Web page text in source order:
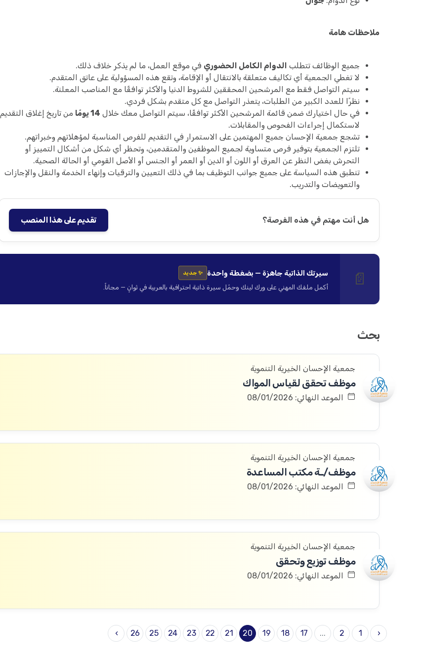
ملاحظات هامة
جميع الوظائف تتطلب الدوام الكامل الحضوري في موقع العمل، ما لم يذكر خلاف ذلك.
لا تغطي الجمعية أي تكاليف متعلقة بالانتقال أو الإقامة، وتقع هذه المسؤولية على عاتق المتقدم.
سيتم التواصل فقط مع المرشحين المحققين للشروط الدنيا والأكثر توافقًا مع المناصب المعلنة.
نظرًا للعدد الكبير من الطلبات، يتعذر التواصل مع كل متقدم بشكل فردي.
في حال اختيارك ضمن قائمة المرشحين الأكثر توافقًا، سيتم التواصل معك خلال 14 يومًا
من تاريخ إغلاق التقديم
لاستكمال إجراءات الفحوص والمقابلات.
تشجع جمعية الإحسان جميع المهتمين على الاستمرار في التقديم للفرص المناسبة لمؤهلاتهم وخبراتهم.
تلتزم الجمعية بتوفير فرص متساوية لجميع الموظفين والمتقدمين، وتحظر أي شكل من أشكال التمييز أو
التحرش بغض النظر عن العرق أو اللون أو الدين أو العمر أو الجنس أو الأصل القومي أو الحالة الصحية.
تنطبق هذه السياسة على جميع جوانب التوظيف بما في ذلك التعيين والترقيات وإنهاء الخدمة والنقل والإجازات
والتعويضات والتدريب.
هل أنت مهتم في هذه الفرصة؟ تقديم على هذا المنصب
📄 سيرتك الذاتية جاهزة — بضغطة واحدة ✨ جديد
أكمل ملفك المهني على ورك لينك وحمّل سيرة ذاتية احترافية بالعربية في ثوانٍ — مجاناً.
بحث
جمعية الإحسان الخيرية التنموية
موظف تحقق لقياس المواك
الموعد النهائي: 08/01/2026
جمعية الإحسان الخيرية التنموية
موظف/ـة مكتب المساعدة
الموعد النهائي: 08/01/2026
جمعية الإحسان الخيرية التنموية
موظف توزيع وتحقق
الموعد النهائي: 08/01/2026
‹
1
2
...
17
18
19
20
21
22
23
24
25
26
›